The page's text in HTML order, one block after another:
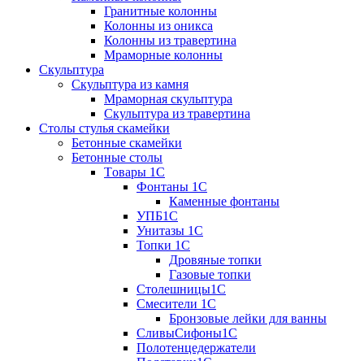
Гранитные колонны
Колонны из оникса
Колонны из травертина
Мраморные колонны
Скульптура
Скульптура из камня
Мраморная скульптура
Скульптура из травертина
Столы стулья скамейки
Бетонные скамейки
Бетонные столы
Tовары 1C
Фонтаны 1C
Каменные фонтаны
УПБ1С
Унитазы 1С
Топки 1С
Дровяные топки
Газовые топки
Столешницы1С
Смесители 1С
Бронзовые лейки для ванны
СливыСифоны1С
Полотенцедержатели